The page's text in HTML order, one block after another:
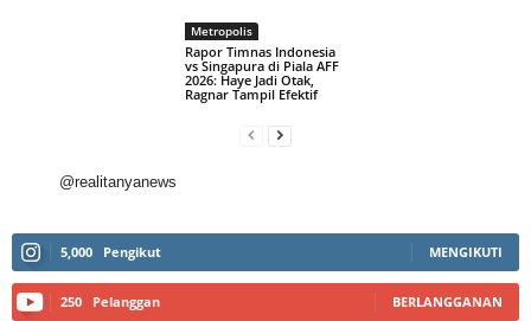
Metropolis
Rapor Timnas Indonesia
vs Singapura di Piala AFF
2026: Haye Jadi Otak,
Ragnar Tampil Efektif
@realitanyanews
5,000 Pengikut MENGIKUTI
250 Pelanggan BERLANGGANAN